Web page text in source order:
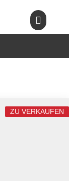

ZU VERKAUFEN